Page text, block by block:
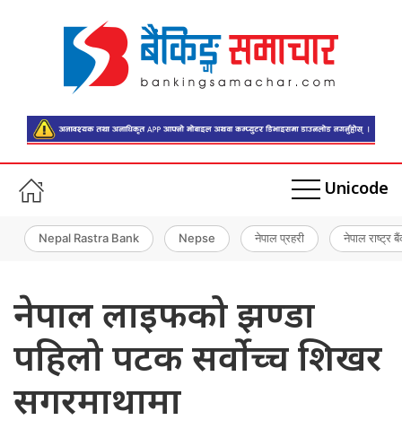
Unicode
Nepal Rastra Bank Nepse नेपाल प्रहरी नेपाल राष्ट्र
नेपाल लाइफको झण्डा
पहिलो पटक सर्वोच्च शिखर
सगरमाथामा